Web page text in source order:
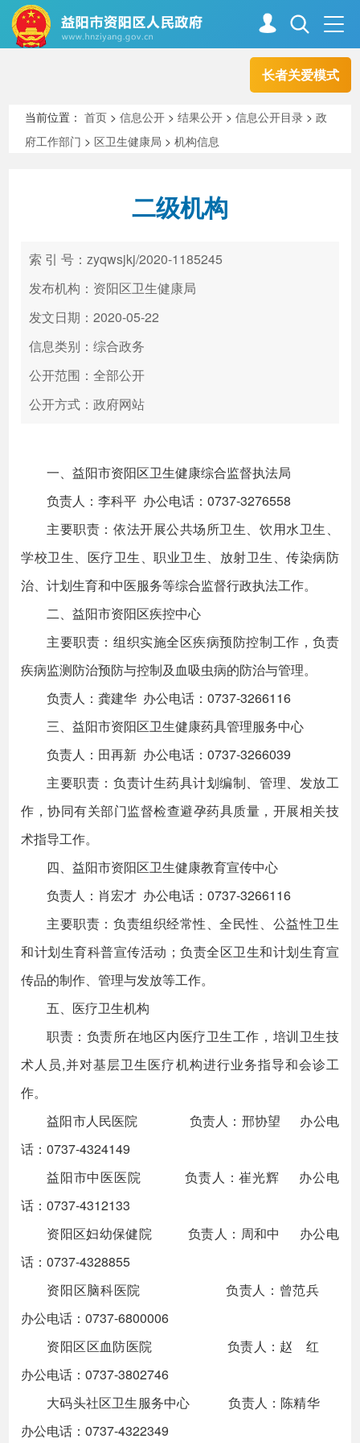
长者关爱模式
走进资阳
政务服务
高效办成一件事
当前位置：首页 >信息公开 >结果公开 >信息公开目录 >政
府工作部门 > 区卫生健康局 >机构信息
二级机构
索 引 号：zyqwsjkj/2020-1185245
发布机构：资阳区卫生健康局
发文日期：2020-05-22
信息类别：综合政务
公开范围：全部公开
公开方式：政府网站
一、益阳市资阳区卫生健康综合监督执法局
负责人：李科平 办公电话：0737-3276558
主要职责：依法开展公共场所卫生、饮用水卫生、
学校卫生、医疗卫生、职业卫生、放射卫生、传染病防
治、计划生育和中医服务等综合监督行政执法工作。
二、益阳市资阳区疾控中心
主要职责：组织实施全区疾病预防控制工作，负责
疾病监测防治预防与控制及血吸虫病的防治与管理。
负责人：龚建华 办公电话：0737-3266116
三、益阳市资阳区卫生健康药具管理服务中心
负责人：田再新 办公电话：0737-3266039
主要职责：负责计生药具计划编制、管理、发放工
作，协同有关部门监督检查避孕药具质量，开展相关技
术指导工作。
四、益阳市资阳区卫生健康教育宣传中心
负责人：肖宏才 办公电话：0737-3266116
主要职责：负责组织经常性、全民性、公益性卫生
和计划生育科普宣传活动；负责全区卫生和计划生育宣
传品的制作、管理与发放等工作。
五、医疗卫生机构
职责：负责所在地区内医疗卫生工作，培训卫生技
术人员,并对基层卫生医疗机构进行业务指导和会诊工
作。
益阳市人民医院 负责人：邢协望 办公电
话：0737-4324149
益阳市中医医院 负责人：崔光辉 办公电
话：0737-4312133
资阳区妇幼保健院 负责人：周和中 办公电
话：0737-4328855
资阳区脑科医院 负责人：曾范兵
办公电话：0737-6800006
资阳区区血防医院 负责人：赵 红
办公电话：0737-3802746
大码头社区卫生服务中心 负责人：陈精华
办公电话：0737-4322349